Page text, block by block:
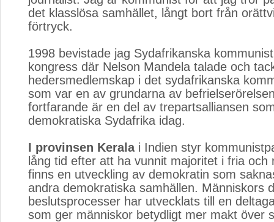
det klasslösa samhället, långt bort från
förtryck.
1998 bevistade jag Sydafrikanska
kongress där Nelson Mandela talade och
hedersmedlemskap i det sydafrikanska
som var en av grundarna av
fortfarande är en del av trepartsalliansen
demokratiska Sydafrika idag.
I provinsen Keralai Indien styr
lång tid efter att ha vunnit majoritet i fria och
finns en utveckling av demokratin som
andra demokratiska samhällen. Människors
beslutsprocesser har utvecklats till en
som ger människor betydligt mer makt över